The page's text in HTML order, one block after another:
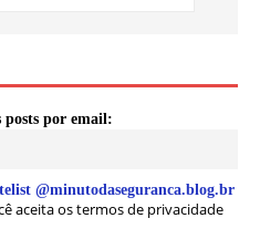
posts por email:
@minutodaseguranca.blog.br
aceita os termos de privacidade